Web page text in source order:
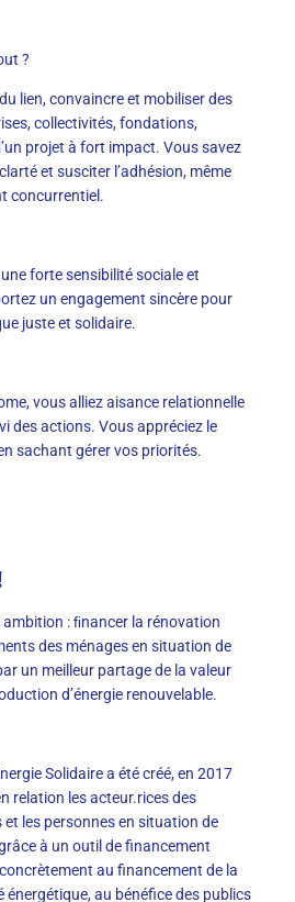
?
lien, convaincre et mobiliser des
collectivités, fondations,
projet à fort impact. Vous savez
et susciter l’adhésion, même
concurrentiel.
forte sensibilité sociale et
un engagement sincère pour
juste et solidaire.
vous alliez aisance relationnelle
des actions. Vous appréciez le
sachant gérer vos priorités.
ambition : ﬁnancer la rénovation
des ménages en situation de
un meilleur partage de la valeur
d’énergie renouvelable.
Solidaire a été créé, en 2017
relation les acteur.rices des
et les personnes en situation de
à un outil de financement
au financement de la
au bénéfice des publics